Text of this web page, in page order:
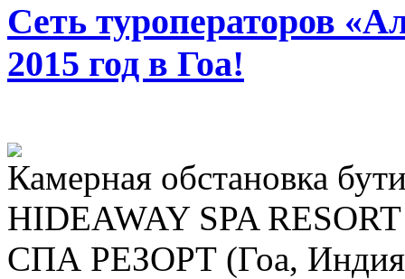
Сеть туроператоров
2015 год в Гоа!
Камерная обстановка
HIDEAWAY SPA
СПА РЕЗОРТ (Гоа,